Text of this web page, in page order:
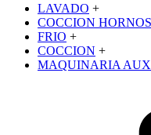
LAVADO +
COCCION HORNOS
FRIO +
COCCION +
MAQUINARIA